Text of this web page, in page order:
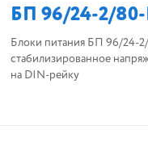
БП 96/24-2/
Блоки питания БП 96/24-
стабилизированное
на DIN-рейку